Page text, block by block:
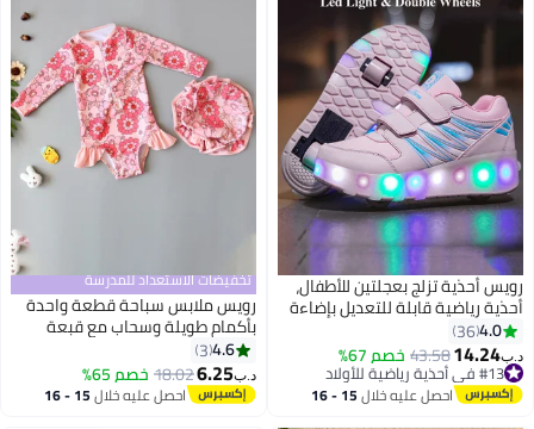
رويس أحذية تزلج بعجلتين للأطفال،
أحذية رياضية قابلة للتعديل بإضاءة
LED مع شريط فيلكرو، أحذية تزلج
لامعة رائعة، أحذية مريحة مضيئة
مع عجلات دوارة قابلة للفصل، هدية
مثالية للأطفال باللون الوردي
4.0
36
د.ب‏14.24
43.58خصم 67%
#13 في أحذية رياضية للأولاد
#13 في أحذية رياضية للأولاد احصل عليه خلال 15 - 16
2
تخفيضات الاستعداد للمدرسة
رويس ملابس سباحة قطعة واحدة
بأكمام طويلة وسحاب مع قبعة
للفتيات، بدلة استحمام صيفية مع
حماية مدمجة من الشمس، ملابس
سباحة واقية من الطفح الجلدي
للشاطئ للفتيات الصغيرات
4.6
3
د.ب‏6.25
18.02خصم 65%
احصل عليه خلال 15 - 16